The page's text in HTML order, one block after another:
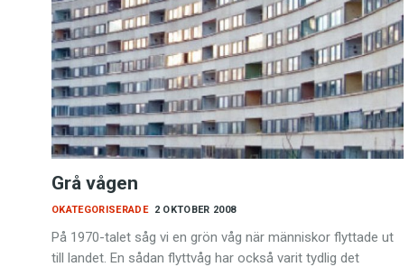
Grå vågen
2 OKTOBER 2008
OKATEGORISERADE
På 1970-talet såg vi en grön våg när människor flyttade ut
till landet. En sådan flyttvåg har också varit tydlig det